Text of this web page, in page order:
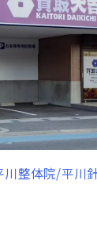
川整体院/平川